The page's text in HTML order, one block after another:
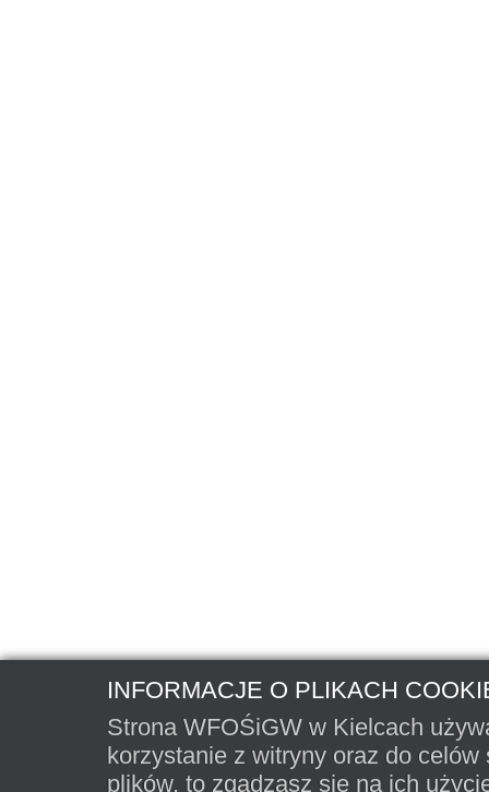
INFORMACJE O PLIKACH
Strona WFOŚiGW w Kielcach
korzystanie z witryny oraz do
plików, to zgadzasz się na ich